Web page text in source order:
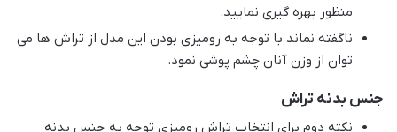
منظور بهره گیری نمایید.
ناگفته نماند با توجه به رومیزی بودن این مدل از تراش ها می
توان از وزن آنان چشم پوشی نمود.
جنس بدنه تراش
نکته دوم برای انتخاب تراش رومیزی توجه به جنس بدنه